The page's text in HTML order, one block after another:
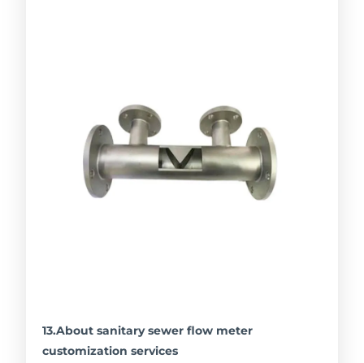
13.About sanitary sewer flow meter
customization services